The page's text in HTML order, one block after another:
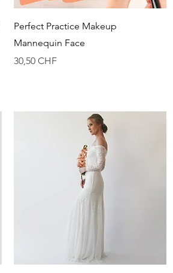
Vista rápida
Perfect Practice Makeup
Mannequin Face
Precio
30,50 CHF